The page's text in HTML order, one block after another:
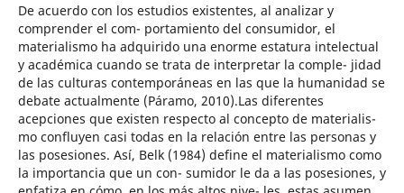
De acuerdo con los estudios existentes, al analizar y
comprender el com- portamiento del consumidor, el
materialismo ha adquirido una enorme estatura intelectual
y académica cuando se trata de interpretar la comple- jidad
de las culturas contemporáneas en las que la humanidad se
debate actualmente (Páramo, 2010).Las diferentes
acepciones que existen respecto al concepto de materialis-
mo confluyen casi todas en la relación entre las personas y
las posesiones. Así, Belk (1984) define el materialismo como
la importancia que un con- sumidor le da a las posesiones, y